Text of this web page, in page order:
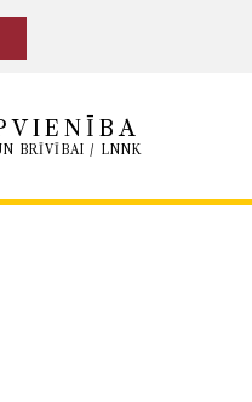
BRĪVĪBAI / LNNK